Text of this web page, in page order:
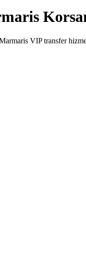
VIP transfer